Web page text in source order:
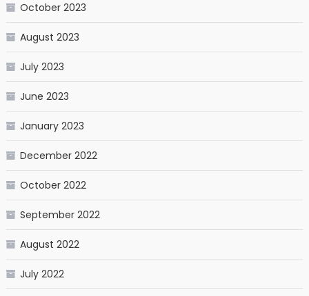
October 2023
August 2023
July 2023
June 2023
January 2023
December 2022
October 2022
September 2022
August 2022
July 2022